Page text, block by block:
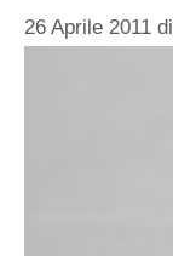
26 Aprile 2011 di